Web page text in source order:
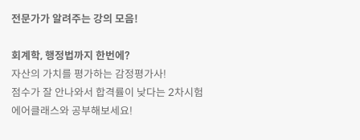
전문가가 알려주는 강의 모음!
회계학, 행정법까지 한번에?
자산의 가치를 평가하는 감정평가사!
점수가 잘 안나와서 합격률이 낮다는 2차시험
에어클래스와 공부해보세요!